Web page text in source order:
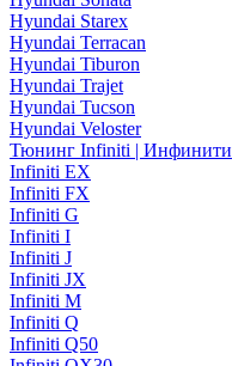
Hyundai Starex
Hyundai Terracan
Hyundai Tiburon
Hyundai Trajet
Hyundai Tucson
Hyundai Veloster
Тюнинг Infiniti | Инфинити
Infiniti EX
Infiniti FX
Infiniti G
Infiniti I
Infiniti J
Infiniti JX
Infiniti M
Infiniti Q
Infiniti Q50